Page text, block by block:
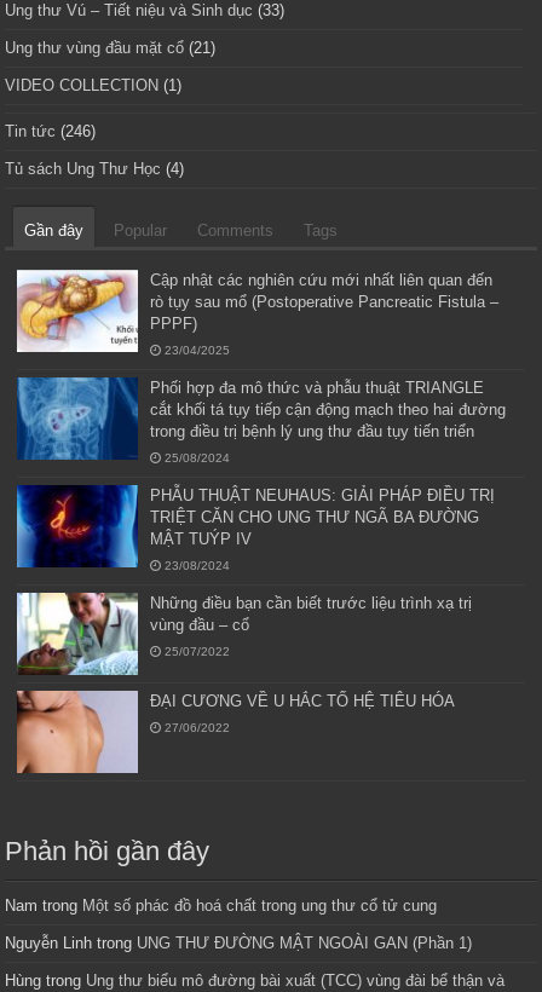
Ung thư Vú – Tiết niệu và Sinh dục (33)
Ung thư vùng đầu mặt cổ (21)
VIDEO COLLECTION (1)
Tin tức (246)
Tủ sách Ung Thư Học (4)
Gần đây Popular Comments Tags
Cập nhật các nghiên cứu mới nhất liên quan đến
rò tụy sau mổ (Postoperative Pancreatic Fistula –
PPPF)
23/04/2025
Phối hợp đa mô thức và phẫu thuật TRIANGLE
cắt khối tá tụy tiếp cận động mạch theo hai đường
trong điều trị bệnh lý ung thư đầu tụy tiến triển
25/08/2024
PHẪU THUẬT NEUHAUS: GIẢI PHÁP ĐIỀU TRỊ
TRIỆT CĂN CHO UNG THƯ NGÃ BA ĐƯỜNG
MẬT TUÝP IV
23/08/2024
Những điều bạn cần biết trước liệu trình xạ trị
vùng đầu – cổ
25/07/2022
ĐẠI CƯƠNG VỀ U HẮC TỐ HỆ TIÊU HÓA
27/06/2022
Phản hồi gần đây
Nam trong Một số phác đồ hoá chất trong ung thư cổ tử cung
Nguyễn Linh trong UNG THƯ ĐƯỜNG MẬT NGOÀI GAN (Phần 1)
Hùng trong Ung thư biểu mô đường bài xuất (TCC) vùng đài bể thận và